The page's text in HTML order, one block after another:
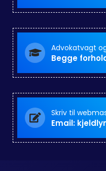
Advokatvagt
Begge
Skriv til
Email: